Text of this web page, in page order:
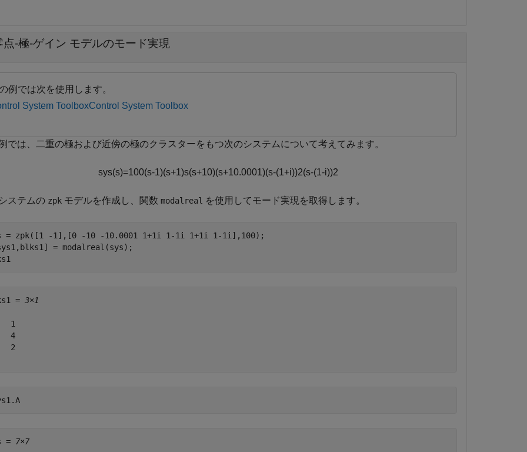
点-極-ゲイン モデルのモード実現
例では次を使用します。
System ToolboxControl System Toolbox
では、二重の極および近傍の極のクラスターをもつ次のシステムについて考えてみます。
sys(s)=1 00(s-1 )(s+1 )s(s+1 0)(s+1 0.0001 )(s-(1 +i))2(s-(1 -i))2
ステムの zpk モデルを作成し、関数 modalreal を使用してモード実現を取得します。
= zpk([1 -1],[0 -10 -10.0001 1+1i 1-1i 1+1i 1-1i],100);
= modalreal(sys);
= 3×1
1
4
2
= 7×7